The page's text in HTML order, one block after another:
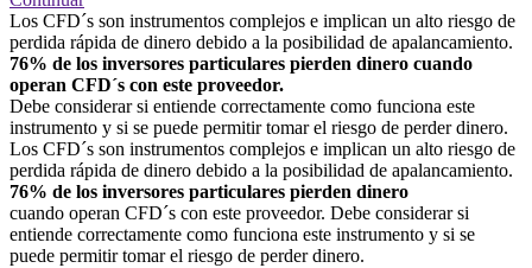
Los CFD´s son instrumentos complejos e implican un alto riesgo de
perdida rápida de dinero debido a la posibilidad de apalancamiento.
76% de los inversores particulares pierden dinero cuando
operan CFD´s con este proveedor.
Debe considerar si entiende correctamente como funciona este
instrumento y si se puede permitir tomar el riesgo de perder dinero.
Los CFD´s son instrumentos complejos e implican un alto riesgo de
perdida rápida de dinero debido a la posibilidad de apalancamiento.
76% de los inversores particulares pierden dinero
cuando operan CFD´s con este proveedor. Debe considerar si
entiende correctamente como funciona este instrumento y si se
puede permitir tomar el riesgo de perder dinero.